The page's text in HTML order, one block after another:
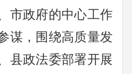
市政府的中心工作
谋， 围绕高质量发
县政法委部署开展